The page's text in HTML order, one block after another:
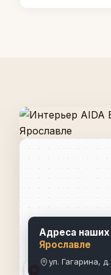
Адреса наших
Ярославле
ул. Гагарина, д.